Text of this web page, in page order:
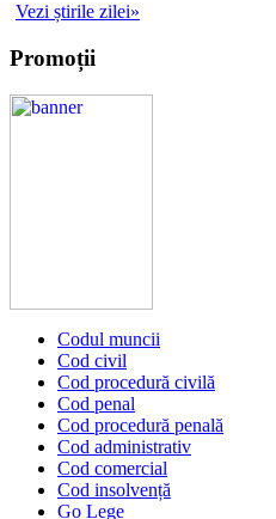
Vezi știrile zilei»
Promoții
Codul muncii
Cod civil
Cod procedură civilă
Cod penal
Cod procedură penală
Cod administrativ
Cod comercial
Cod insolvență
Go Lege